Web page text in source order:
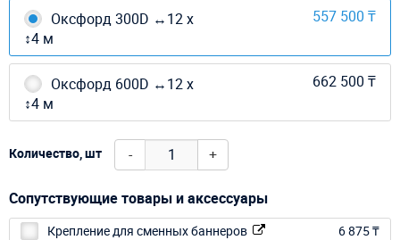
Оксфорд 300D ↔12 х
↕4 м
557 500 ₸
Оксфорд 600D ↔12 х
↕4 м
662 500 ₸
Количество, шт - +
Сопутствующие товары и аксессуары
Крепление для сменных баннеров
6 875 ₸